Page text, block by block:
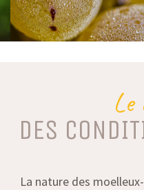
DES
La nature des